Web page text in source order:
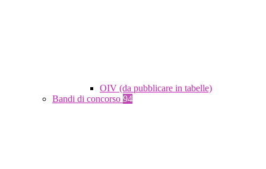
OIV (da pubblicare in tabelle)
Bandi di concorso 94